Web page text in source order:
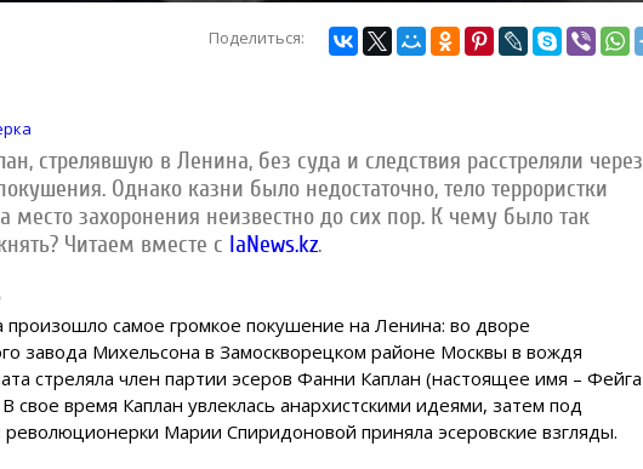
Поделиться:
стрелявшую в Ленина, без суда и следствия расстреляли через
Однако казни было недостаточно, тело террористки
место захоронения неизвестно до сих пор. К чему было так
Читаем вместе с IaNews.kz.
произошло самое громкое покушение на Ленина: во дворе
завода Михельсона в Замоскворецком районе Москвы в вождя
стреляла член партии эсеров Фанни Каплан (настоящее имя – Фейга
свое время Каплан увлеклась анархистскими идеями, затем под
Марии Спиридоновой приняла эсеровские взгляды.